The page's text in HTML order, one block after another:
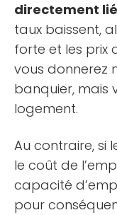
directement
taux baissent,
forte et les prix
vous donnerez
banquier, mais
logement.
Au contraire, si
le coût de
capacité
pour